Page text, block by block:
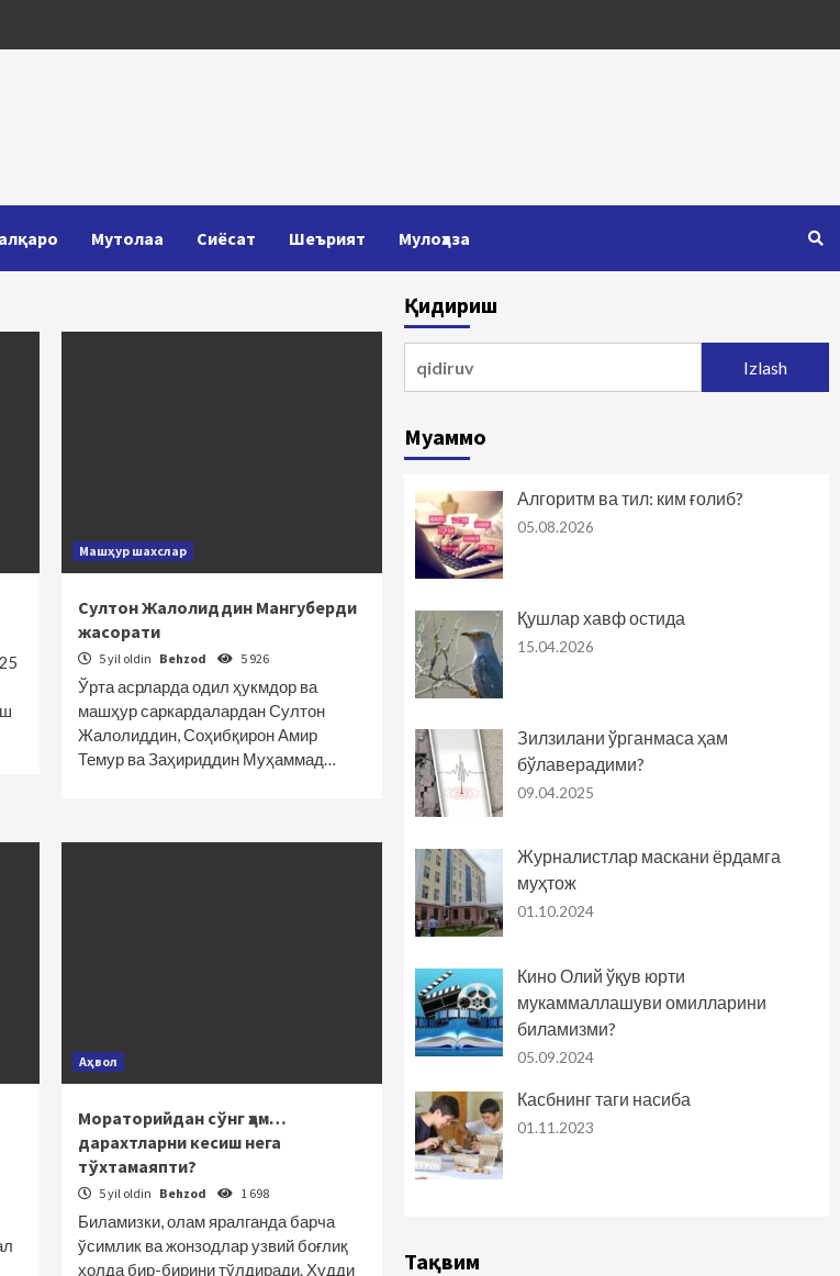
Мутолаа Сиёсат Шеърият Мулоҳаза
Машҳур шахслар
Султон Жалолиддин Мангуберди
жасорати
5 yil oldin Behzod 5 926
Ўрта асрларда одил ҳукмдор ва
машҳур саркардалардан Султон
Жалолиддин, Соҳибқирон Амир
Темур ва Заҳириддин Муҳаммад…
Аҳвол
Мораторийдан сўнг ҳам…
дарахтларни кесиш нега
тўхтамаяпти?
5 yil oldin Behzod 1 698
Биламизки, олам яралганда барча
ўсимлик ва жонзодлар узвий боғлиқ
ҳолда бир-бирини тўлдиради. Худди
Қидириш
Муаммо
Алгоритм ва тил: ким ғолиб?
05.08.2026
Қушлар хавф остида
15.04.2026
Зилзилани ўрганмаса ҳам
бўлаверадими?
09.04.2025
Журналистлар маскани ёрдамга
муҳтож
01.10.2024
Кино Олий ўқув юрти
мукаммаллашуви омилларини
биламизми?
05.09.2024
Касбнинг таги насиба
01.11.2023
Тақвим